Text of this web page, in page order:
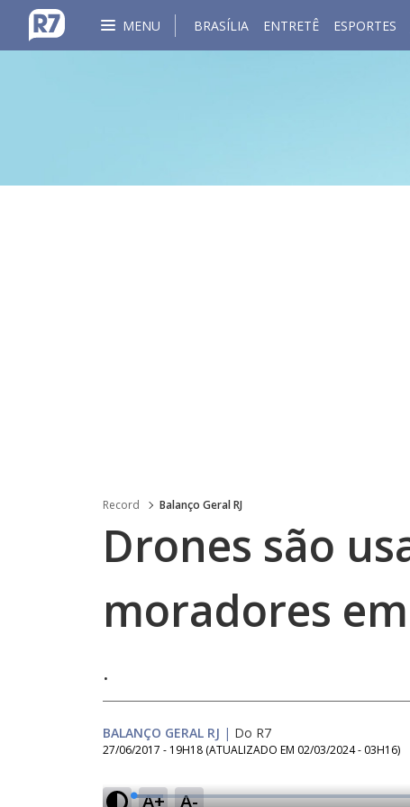
MENU BRASÍLIA ENTRETÊ ESPORTES
Record Balanço Geral RJ
Drones são
moradores
.
BALANÇO GERAL RJ | Do R7
27/06/2017 - 19H18 (ATUALIZADO EM 02/03/2024 - 03H16)
A+ A-
L